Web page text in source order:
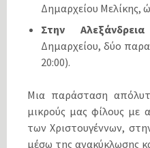
Δημαρχείου Μελίκης,
Στην Αλεξάνδρεια
Δημαρχείου, δύο
20:00).
Μια παράσταση
μικρούς μας φίλους με
των Χριστουγέννων,
μέσω της ανακύκλωσης